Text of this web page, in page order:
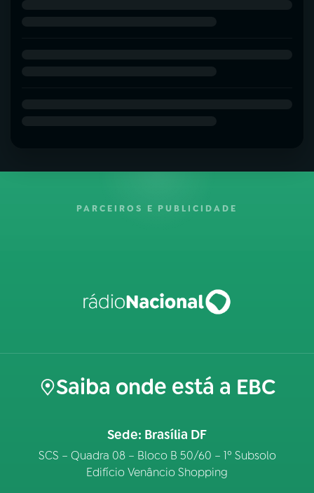
PARCEIROS E PUBLICIDADE
Saiba onde está a EBC
Sede: Brasília DF
SCS – Quadra 08 – Bloco B 50/60 – 1º Subsolo
Edifício Venâncio Shopping